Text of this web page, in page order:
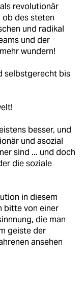
revolutionär
ob des steten
und radikal
und der
wundern!
selbstgerecht bis
besser, und
und asozial
sind ... und doch
die soziale
in diesem
bitte von einer
die man
geiste der
ansehen